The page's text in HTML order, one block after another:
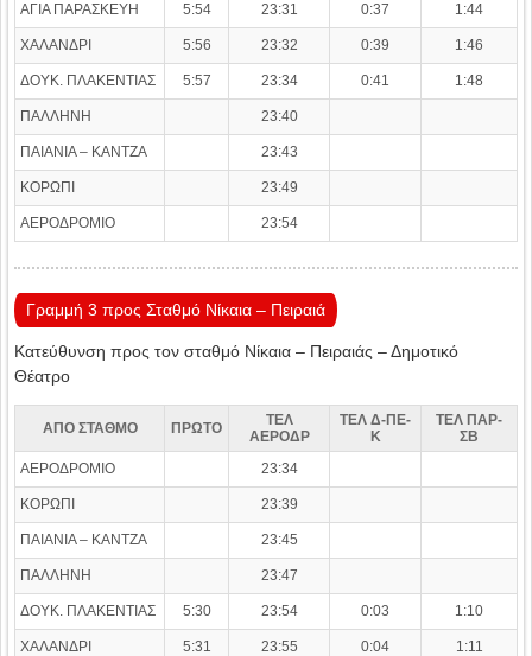
ΑΓΙΑ ΠΑΡΑΣΚΕΥΗ 5:54 23:31 0:37 1:44
ΧΑΛΑΝΔΡΙ 5:56 23:32 0:39 1:46
ΔΟΥΚ. ΠΛΑΚΕΝΤΙΑΣ 5:57 23:34 0:41 1:48
ΠΑΛΛΗΝΗ 23:40
ΠΑΙΑΝΙΑ – ΚΑΝΤΖΑ 23:43
ΚΟΡΩΠΙ 23:49
ΑΕΡΟΔΡΟΜΙΟ 23:54
Γραμμή 3 προς Σταθμό Νίκαια – Πειραιά
Κατεύθυνση προς τον σταθμό Νίκαια – Πειραιάς – Δημοτικό
Θέατρο
ΑΠΟ ΣΤΑΘΜΟ ΠΡΩΤΟ
ΤΕΛ
ΑΕΡΟΔΡ
ΤΕΛ Δ-ΠΕ-
Κ
ΤΕΛ ΠΑΡ-
ΣΒ
ΑΕΡΟΔΡΟΜΙΟ
23:34
ΚΟΡΩΠΙ 23:39
ΠΑΙΑΝΙΑ – ΚΑΝΤΖΑ 23:45
ΠΑΛΛΗΝΗ 23:47
ΔΟΥΚ. ΠΛΑΚΕΝΤΙΑΣ 5:30 23:54 0:03 1:10
ΧΑΛΑΝΔΡΙ 5:31 23:55 0:04 1:11